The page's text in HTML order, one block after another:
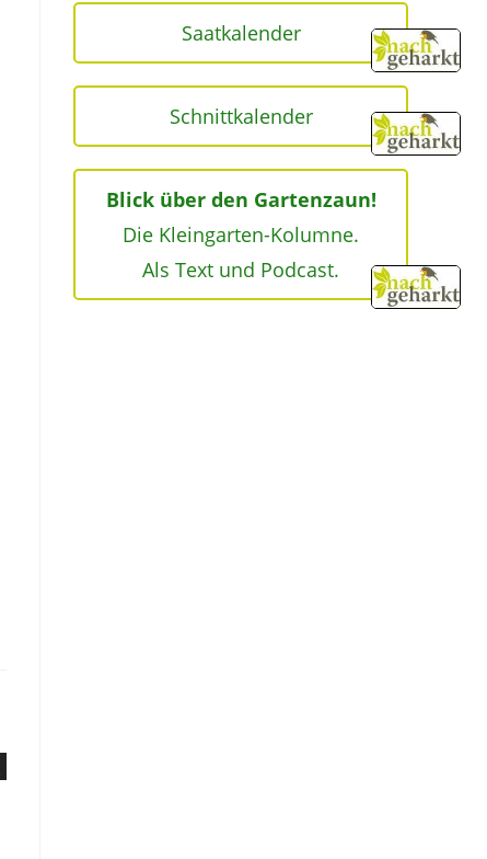
Saatkalender
Schnittkalender
Blick über den Gartenzaun!
Die Kleingarten-Kolumne.
Als Text und Podcast.